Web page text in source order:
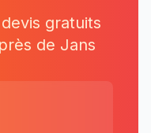
gratuits
de Jans